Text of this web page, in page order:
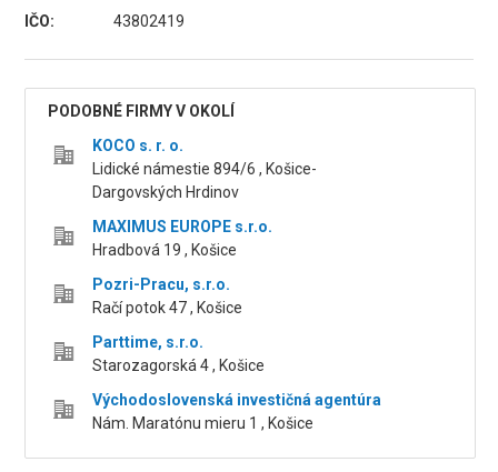
IČO:
43802419
PODOBNÉ FIRMY V OKOLÍ
KOCO s. r. o.
Lidické námestie 894/6 , Košice-
Dargovských Hrdinov
MAXIMUS EUROPE s.r.o.
Hradbová 19 , Košice
Pozri-Pracu, s.r.o.
Račí potok 47 , Košice
Parttime, s.r.o.
Starozagorská 4 , Košice
Východoslovenská investičná agentúra
Nám. Maratónu mieru 1 , Košice